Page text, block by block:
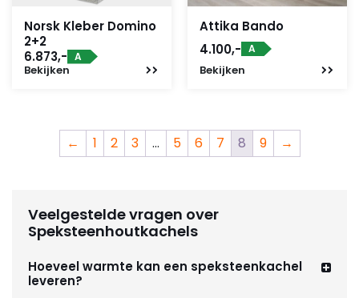
Norsk Kleber Domino
2+2
6.873,- A
Bekijken
Attika Bando
4.100,- A
Bekijken
← 1 2 3 … 5 6 7 8 9 →
Veelgestelde vragen over
Speksteenhoutkachels
Hoeveel warmte kan een speksteenkachel
leveren?